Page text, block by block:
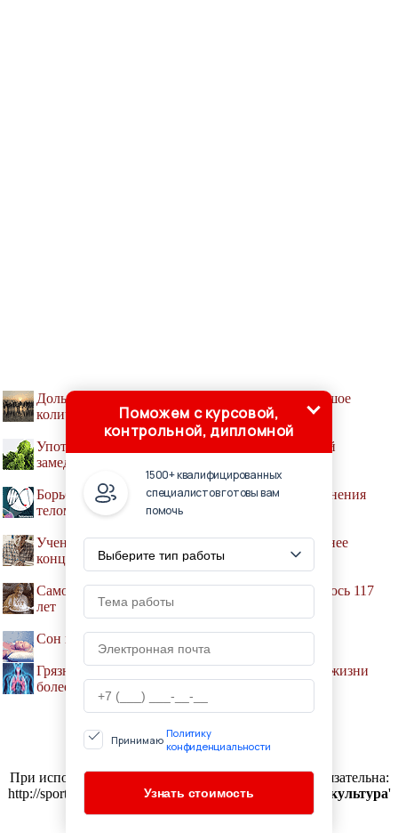
Дольше остальных живут люди, у которых большое
количество родственников и социальных связей
Употребление в пищу зеленых листовых овощей
замедляет старение мозга
Борьба со старением: чем опасны попытки удлинения
теломеров
Ученые узнали, почему с возрастом людям труднее
концентрироваться
Самой пожилой жительнице планеты исполнилось 117
лет
Сон на подушке связали со старением
Грязный воздух уменьшает продолжительность жизни
более чем на год
При использовании материалов активная ссылка обязательна:
http://sport-history.ru/ '
История спорта и физическая культура'
Поможем с курсовой,
контрольной, дипломной
1500+ квалифицированных
специалистов готовы вам
помочь
Принимаю Политику
конфиденциальности